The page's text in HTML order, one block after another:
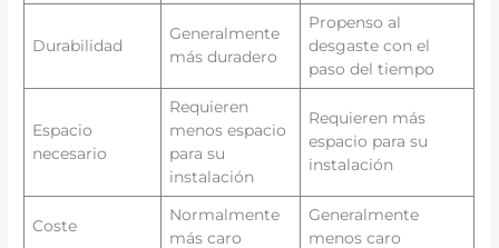
Durabilidad
Generalmente
más duradero
Propenso al
desgaste con el
paso del tiempo
Espacio
necesario
Requieren
menos espacio
para su
instalación
Requieren más
espacio para su
instalación
Coste
Normalmente
más caro
Generalmente
menos caro